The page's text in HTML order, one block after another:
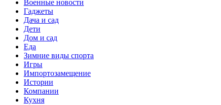
Военные новости
Гаджеты
Дача и сад
Дети
Дом и сад
Еда
Зимние виды спорта
Игры
Импортозамещение
Истории
Компании
Кухня